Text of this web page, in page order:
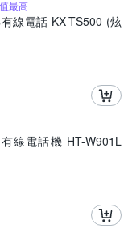
最高
線電話 KX-TS500 (炫
線電話機 HT-W901L